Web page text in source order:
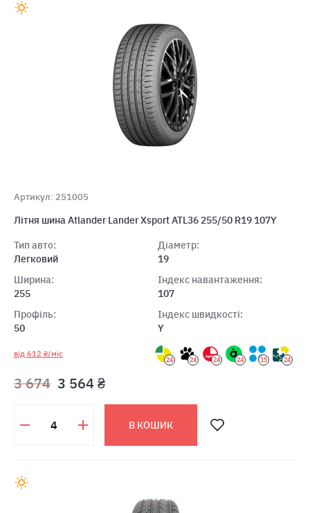
Артикул: 251005
Літня шина Atlander Lander Xsport ATL36 255/50 R19 107Y
Тип авто:
Легковий
Ширина:
255
Профіль:
50
Діаметр:
19
Індекс навантаження:
107
Індекс швидкості:
Y
від 612 ₴/міс
24 24 24 24 15 24
3 674 3 564 ₴
В КОШИК